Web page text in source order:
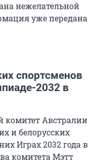
нежелательной
уже передана
спортсменов
2032 в
Австралии
и белорусских
Играх 2032 года в
комитета Мэтт